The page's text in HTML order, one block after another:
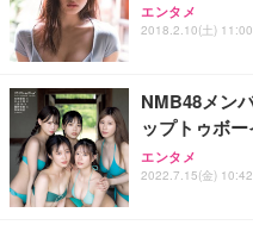
エンタメ
2018.2.10(土) 11:00
NMB48メン
ップトゥボ
エンタメ
2022.7.15(金) 10:42